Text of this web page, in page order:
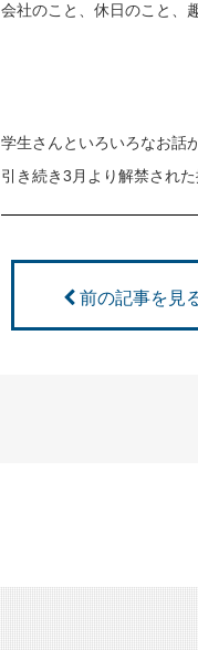
会社のこと、休日のこと、
学生さんといろいろなお話
引き続き3月より解禁され
前の記事を見